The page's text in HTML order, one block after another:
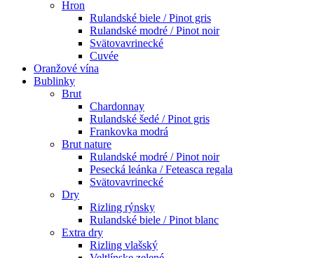
Hron
Rulandské biele / Pinot gris
Rulandské modré / Pinot noir
Svätovavrinecké
Cuvée
Oranžové vína
Bublinky
Brut
Chardonnay
Rulandské šedé / Pinot gris
Frankovka modrá
Brut nature
Rulandské modré / Pinot noir
Pesecká leánka / Feteasca regala
Svätovavrinecké
Dry
Rizling rýnsky
Rulandské biele / Pinot blanc
Extra dry
Rizling vlašský